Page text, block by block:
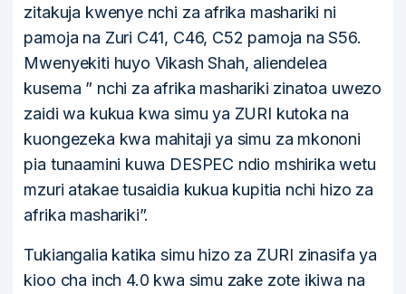
zitakuja kwenye nchi za afrika mashariki ni
pamoja na Zuri C41, C46, C52 pamoja na S56.
Mwenyekiti huyo Vikash Shah, aliendelea
kusema ” nchi za afrika mashariki zinatoa uwezo
zaidi wa kukua kwa simu ya ZURI kutoka na
kuongezeka kwa mahitaji ya simu za mkononi
pia tunaamini kuwa DESPEC ndio mshirika wetu
mzuri atakae tusaidia kukua kupitia nchi hizo za
afrika mashariki”.
Tukiangalia katika simu hizo za ZURI zinasifa ya
kioo cha inch 4.0 kwa simu zake zote ikiwa na